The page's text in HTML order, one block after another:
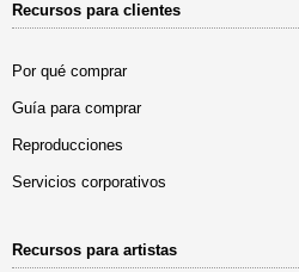
Recursos para clientes
Por qué comprar
Guía para comprar
Reproducciones
Servicios corporativos
Recursos para artistas